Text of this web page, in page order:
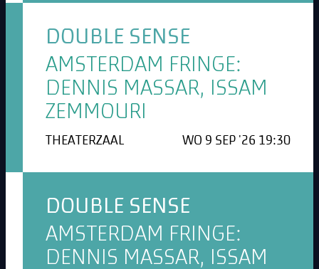
DOUBLE SENSE
AMSTERDAM FRINGE:
DENNIS MASSAR, ISSAM
ZEMMOURI
THEATERZAAL WO 9 SEP '26 19:30
DOUBLE SENSE
AMSTERDAM FRINGE:
DENNIS MASSAR, ISSAM